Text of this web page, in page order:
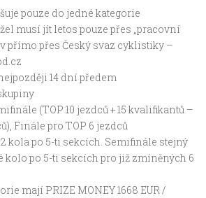
pouze do jedné kategorie
musí jít letos pouze přes „pracovní
přímo přes Český svaz cyklistiky –
14 dní předem
(TOP 10 jezdců + 15 kvalifikantů –
Finále pro TOP 6 jezdců
kola po 5-ti sekcích. Semifinále stejný
kolo po 5-ti sekcích pro již zmíněných 6
mají PRIZE MONEY 1668 EUR /